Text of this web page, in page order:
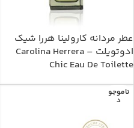
عطر مردانه کارولینا هررا شیک
ادوتویلت – Carolina Herrera
Chic Eau De Toilette
ناموجو
د